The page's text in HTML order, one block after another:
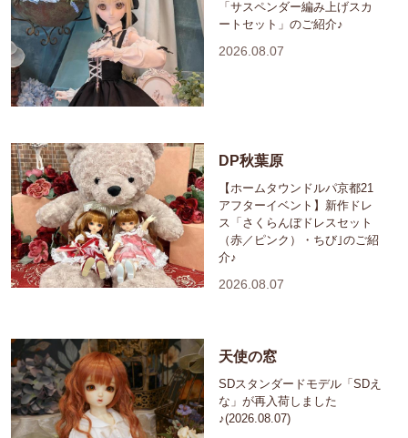
「サスペンダー編み上げスカ
ートセット」のご紹介♪
2026.08.07
DP秋葉原
【ホームタウンドルパ京都21
アフターイベント】新作ドレ
ス「さくらんぼドレスセット
（赤／ピンク）・ちび｣のご紹
介♪
2026.08.07
天使の窓
SDスタンダードモデル「SDえ
な」が再入荷しました
♪(2026.08.07)